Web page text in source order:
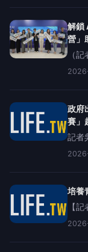
「
解鎖
營」
（
「
補助
政府
賽」
記者
二六
教育
出真
【
來的